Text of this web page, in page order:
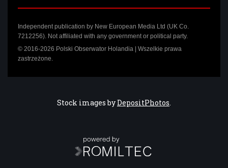
Independent publication by New European Media Ltd (UK Co.
7212256). Not affiliated with any government or political party.
© 2016-2026 Polski Obserwator Holandia | Wszelkie prawa
zastrzeżone.
Stock images byDepositPhotos.